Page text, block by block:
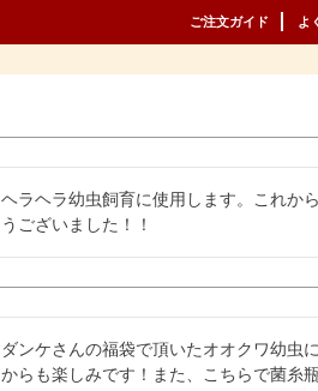
ご注文ガイド よ
ヘラヘラ幼虫飼育に使用します。これか
うございました！！
ダンケさんの福袋で頂いたオオクワ幼虫
からも楽しみです！また、こちらで菌糸